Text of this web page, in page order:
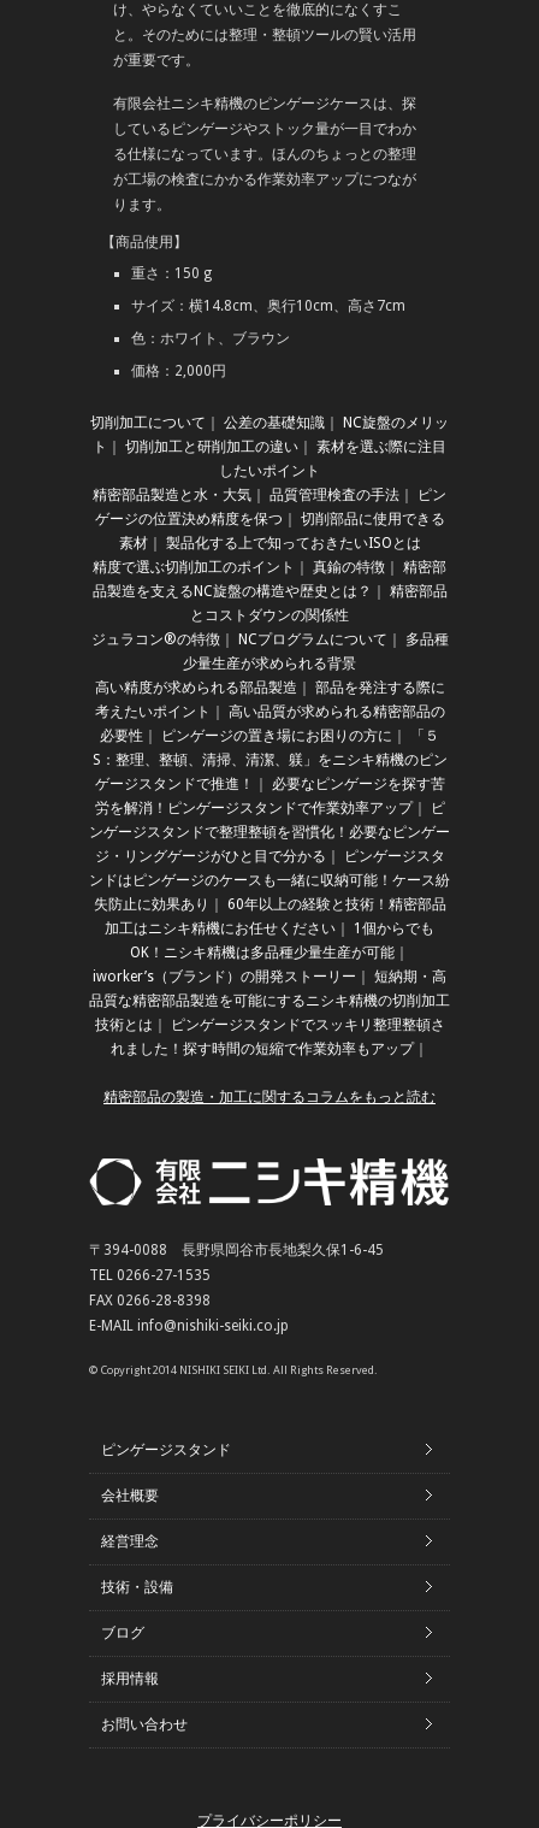
け、やらなくていいことを徹底的になくすこ
と。そのためには整理・整頓ツールの賢い活用
が重要です。
有限会社ニシキ精機のピンゲージケースは、探
しているピンゲージやストック量が一目でわか
る仕様になっています。ほんのちょっとの整理
が工場の検査にかかる作業効率アップにつなが
ります。
【商品使用】
重さ：150 g
サイズ：横14.8cm、奥行10cm、高さ7cm
色：ホワイト、ブラウン
価格：2,000円
切削加工について 公差の基礎知識
NC旋盤のメリッ
ト
切削加工と研削加工の違い
素材を選ぶ際に注目
したいポイント
精密部品製造と水・大気
品質管理検査の手法
ピン
ゲージの位置決め精度を保つ
切削部品に使用できる
素材｜ 製品化する上で知っておきたいISOとは
精度で選ぶ切削加工のポイント
真鍮の特徴
精密部
品製造を支えるNC旋盤の構造や歴史とは？
精密部品
とコストダウンの関係性
ジュラコン®の特徴｜ NCプログラムについて
多品種
少量生産が求められる背景
高い精度が求められる部品製造
部品を発注する際に
考えたいポイント
高い品質が求められる精密部品の
必要性
ピンゲージの置き場にお困りの方に
「５
S：整理、整頓、清掃、清潔、躾」をニシキ精機のピン
ゲージスタンドで推進！
必要なピンゲージを探す苦
労を解消！ピンゲージスタンドで作業効率アップ｜
ピ
ンゲージスタンドで整理整頓を習慣化！必要なピンゲー
ジ・リングゲージがひと目で分かる
ピンゲージスタ
ンドはピンゲージのケースも一緒に収納可能！ケース紛
失防止に効果あり
60年以上の経験と技術！精密部品
加工はニシキ精機にお任せください
1個からでも
OK！ニシキ精機は多品種少量生産が可能
iworker’s（ブランド）の開発ストーリー
短納期・高
品質な精密部品製造を可能にするニシキ精機の切削加工
技術とは
ピンゲージスタンドでスッキリ整理整頓さ
れました！探す時間の短縮で作業効率もアップ｜
精密部品の製造・加工に関するコラムをもっと読む
〒394-0088 長野県岡谷市長地梨久保1-6-45
TEL 0266-27-1535
FAX 0266-28-8398
E-MAIL info@nishiki-seiki.co.jp
© Copyright 2014 NISHIKI SEIKI Ltd. All Rights Reserved.
ピンゲージスタンド
会社概要
経営理念
技術・設備
ブログ
採用情報
お問い合わせ
プライバシーポリシー